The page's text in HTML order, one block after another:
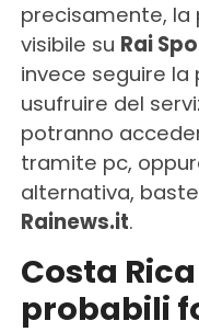
precisamente, la
visibile su Rai
invece seguire
usufruire del
potranno
tramite pc,
alternativa,
Rainews.it.
Costa
probabili